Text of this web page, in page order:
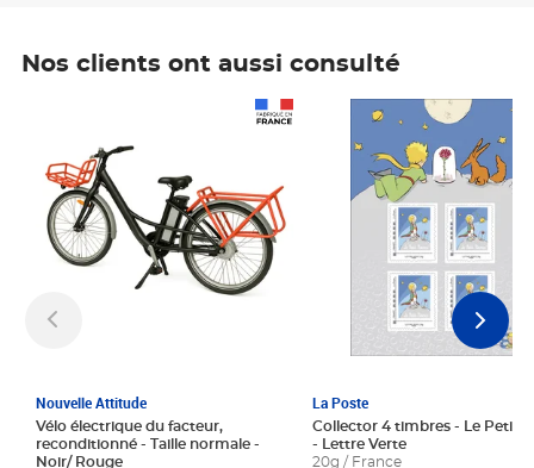
Nos clients ont aussi consulté
Nouvelle Attitude
Vélo électrique du facteur,
reconditionné - Taille normale -
Noir/ Rouge
La Poste
Collector 4 timbres - Le Petit
- Lettre Verte
20g / France
Prix 6,25€ HT